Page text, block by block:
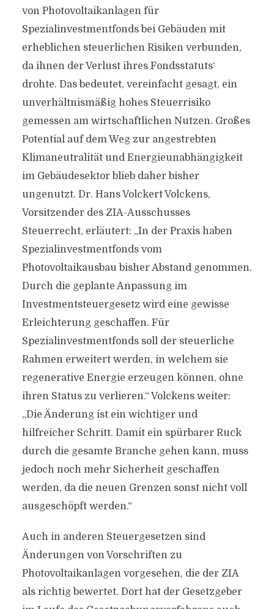
von Photovoltaikanlagen für
Spezialinvestmentfonds bei Gebäuden mit
erheblichen steuerlichen Risiken verbunden,
da ihnen der Verlust ihres Fondsstatuts‘
drohte. Das bedeutet, vereinfacht gesagt, ein
unverhältnismäßig hohes Steuerrisiko
gemessen am wirtschaftlichen Nutzen. Großes
Potential auf dem Weg zur angestrebten
Klimaneutralität und Energieunabhängigkeit
im Gebäudesektor blieb daher bisher
ungenutzt. Dr. Hans Volckert Volckens,
Vorsitzender des ZIA-Ausschusses
Steuerrecht, erläutert: „In der Praxis haben
Spezialinvestmentfonds vom
Photovoltaikausbau bisher Abstand genommen.
Durch die geplante Anpassung im
Investmentsteuergesetz wird eine gewisse
Erleichterung geschaffen. Für
Spezialinvestmentfonds soll der steuerliche
Rahmen erweitert werden, in welchem sie
regenerative Energie erzeugen können, ohne
ihren Status zu verlieren.“ Volckens weiter:
„Die Änderung ist ein wichtiger und
hilfreicher Schritt. Damit ein spürbarer Ruck
durch die gesamte Branche gehen kann, muss
jedoch noch mehr Sicherheit geschaffen
werden, da die neuen Grenzen sonst nicht voll
ausgeschöpft werden.“
Auch in anderen Steuergesetzen sind
Änderungen von Vorschriften zu
Photovoltaikanlagen vorgesehen, die der ZIA
als richtig bewertet. Dort hat der Gesetzgeber